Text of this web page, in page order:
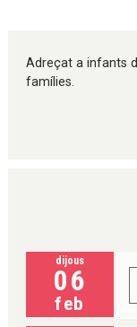
Adreçat a infants
famílies.
dijous
06
feb